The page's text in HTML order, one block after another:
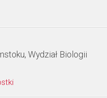
Wydział Biologii